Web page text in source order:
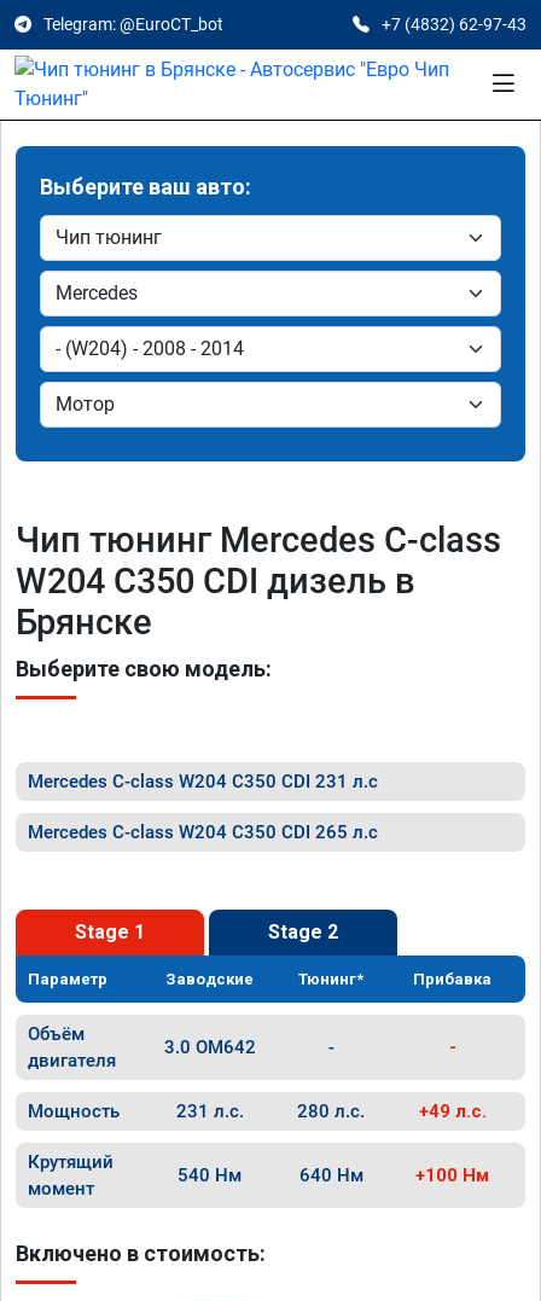
Telegram: @EuroCT_bot +7 (4832) 62-97-43
Выберите ваш авто:
Чип тюнинг Mercedes C-class
W204 C350 CDI дизель в
Брянске
Выберите свою модель:
Mercedes C-class W204 C350 CDI 231 л.с
Mercedes C-class W204 C350 CDI 265 л.с
Stage 1 Stage 2
Параметр Заводские Тюнинг* Прибавка
Объём
двигателя
3.0 OM642 - -
Мощность 231 л.с. 280 л.с. +49 л.с.
Крутящий
момент
540 Нм 640 Нм +100 Нм
Включено в стоимость: